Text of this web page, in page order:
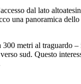
dal lato
una panoramica
metri al traguardo
sud. Questo